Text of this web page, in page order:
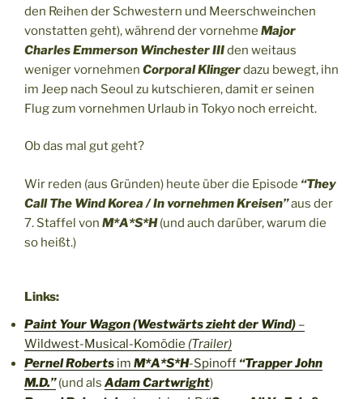
den Reihen der Schwestern und Meerschweinchen
vonstatten geht), während der vornehme Major
Charles Emmerson Winchester IIIden weitaus
weniger vornehmen Corporal Klingerdazu bewegt, ihn
im Jeep nach Seoul zu kutschieren, damit er seinen
Flug zum vornehmen Urlaub in Tokyo noch erreicht.
Ob das mal gut geht?
Wir reden (aus Gründen) heute über die Episode “They
Call The Wind Korea / In vornehmen Kreisen”aus der
7. Staffel von M*A*S*H(und auch darüber, warum die
so heißt.)
Links:
Paint Your Wagon (Westwärts zieht der Wind) –
Wildwest-Musical-Komödie (Trailer)
Pernel Roberts im M*A*S*H-Spinoff “Trapper John
M.D.”(und als Adam Cartwright)